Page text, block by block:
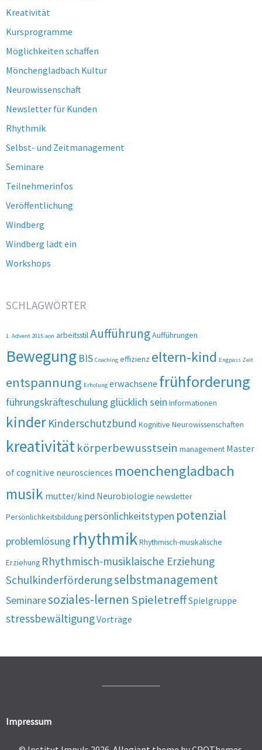
Kreativität
Kursprogramme
Möglichkeiten schaffen
Mönchengladbach Kultur
Neurowissenschaft
Newsletter für Kunden
Rhythmik
Selbst- und Zeitmanagement
Seminare
Teilnehmerinfos
Veröffentlichung
Windberg
Windberg lädt ein
Workshops
SCHLAGWÖRTER
1. Advent 2015 aon arbeitsstilAufführungAufführungen
Bewegung BIS Coaching effizienz eltern-kind Engpass Zeit
entspannung Erholung erwachsene frühforderung
führungskräfteschulung glücklich sein Informationen
kinder Kinderschutzbund Kognitive Neurowissenschaften
kreativitätkörperbewusstsein management Master
of cognitive neurosciences moenchengladbach
musik mutter/kind Neurobiologie newsletter
Persönlichkeitsbildung persönlichkeitstypen potenzial
problemlösung rhythmikRhythmisch-musikalische
Erziehung Rhythmisch-musiklaische Erziehung
Schulkinderförderungselbstmanagement
Seminaresoziales-lernen SpieletreffSpielgruppe
stressbewältigungVorträge
Impressum